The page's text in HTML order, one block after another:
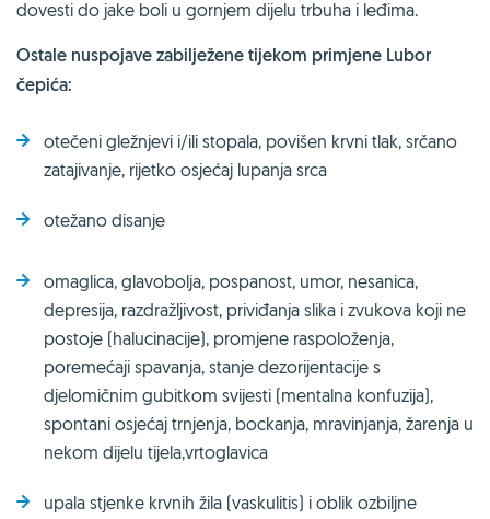
dovesti do jake boli u gornjem dijelu trbuha i leđima.
Ostale nuspojave zabilježene tijekom primjene Lubor
čepića:
otečeni gležnjevi i/ili stopala, povišen krvni tlak, srčano
zatajivanje, rijetko osjećaj lupanja srca
otežano disanje
omaglica, glavobolja, pospanost, umor, nesanica,
depresija, razdražljivost, priviđanja slika i zvukova koji ne
postoje (halucinacije), promjene raspoloženja,
poremećaji spavanja, stanje dezorijentacije s
djelomičnim gubitkom svijesti (mentalna konfuzija),
spontani osjećaj trnjenja, bockanja, mravinjanja, žarenja u
nekom dijelu tijela,vrtoglavica
upala stjenke krvnih žila (vaskulitis) i oblik ozbiljne